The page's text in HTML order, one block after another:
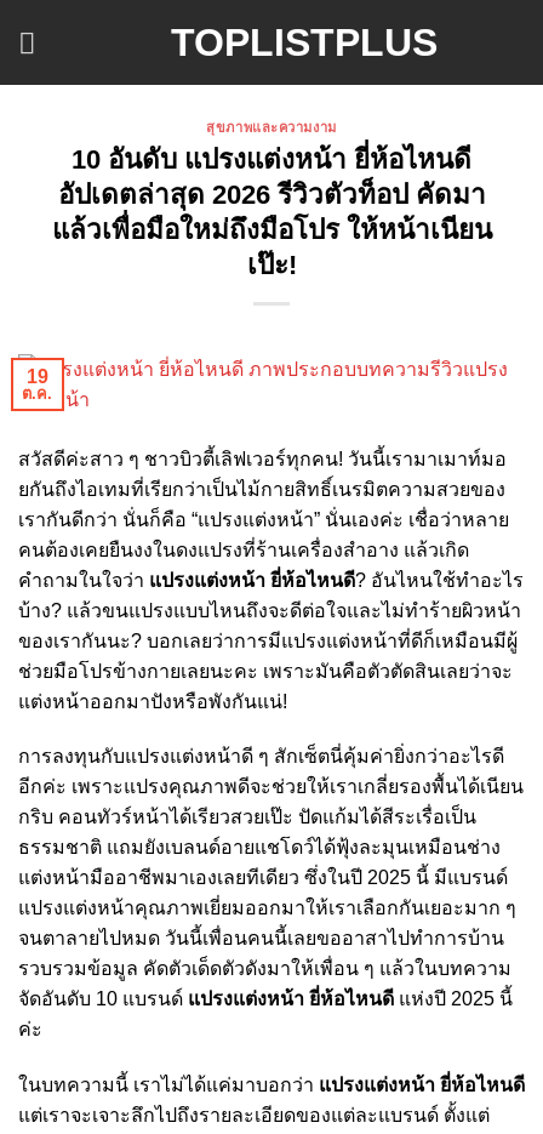
TOPLISTPLUS
สุขภาพและความงาม
10 อันดับ แปรงแต่งหน้า ยี่ห้อไหนดี
อัปเดตล่าสุด 2026 รีวิวตัวท็อป คัดมา
แล้วเพื่อมือใหม่ถึงมือโปร ให้หน้าเนียน
เป๊ะ!
19
ต.ค.
สวัสดีค่ะสาว ๆ ชาวบิวตี้เลิฟเวอร์ทุกคน! วันนี้เรามาเมาท์มอ
ยกันถึงไอเทมที่เรียกว่าเป็นไม้กายสิทธิ์เนรมิตความสวยของ
เรากันดีกว่า นั่นก็คือ “แปรงแต่งหน้า” นั่นเองค่ะ เชื่อว่าหลาย
คนต้องเคยยืนงงในดงแปรงที่ร้านเครื่องสำอาง แล้วเกิด
คำถามในใจว่า แปรงแต่งหน้า ยี่ห้อไหนดี? อันไหนใช้ทำอะไร
บ้าง? แล้วขนแปรงแบบไหนถึงจะดีต่อใจและไม่ทำร้ายผิวหน้า
ของเรากันนะ? บอกเลยว่าการมีแปรงแต่งหน้าที่ดีก็เหมือนมีผู้
ช่วยมือโปรข้างกายเลยนะคะ เพราะมันคือตัวตัดสินเลยว่าจะ
แต่งหน้าออกมาปังหรือพังกันแน่!
การลงทุนกับแปรงแต่งหน้าดี ๆ สักเซ็ตนี่คุ้มค่ายิ่งกว่าอะไรดี
อีกค่ะ เพราะแปรงคุณภาพดีจะช่วยให้เราเกลี่ยรองพื้นได้เนียน
กริบ คอนทัวร์หน้าได้เรียวสวยเป๊ะ ปัดแก้มได้สีระเรื่อเป็น
ธรรมชาติ แถมยังเบลนด์อายแชโดว์ได้ฟุ้งละมุนเหมือนช่าง
แต่งหน้ามืออาชีพมาเองเลยทีเดียว ซึ่งในปี 2025 นี้ มีแบรนด์
แปรงแต่งหน้าคุณภาพเยี่ยมออกมาให้เราเลือกกันเยอะมาก ๆ
จนตาลายไปหมด วันนี้เพื่อนคนนี้เลยขออาสาไปทำการบ้าน
รวบรวมข้อมูล คัดตัวเด็ดตัวดังมาให้เพื่อน ๆ แล้วในบทความ
จัดอันดับ 10 แบรนด์ แปรงแต่งหน้า ยี่ห้อไหนดี แห่งปี 2025 นี้
ค่ะ
ในบทความนี้ เราไม่ได้แค่มาบอกว่า แปรงแต่งหน้า ยี่ห้อไหนดี
แต่เราจะเจาะลึกไปถึงรายละเอียดของแต่ละแบรนด์ ตั้งแต่